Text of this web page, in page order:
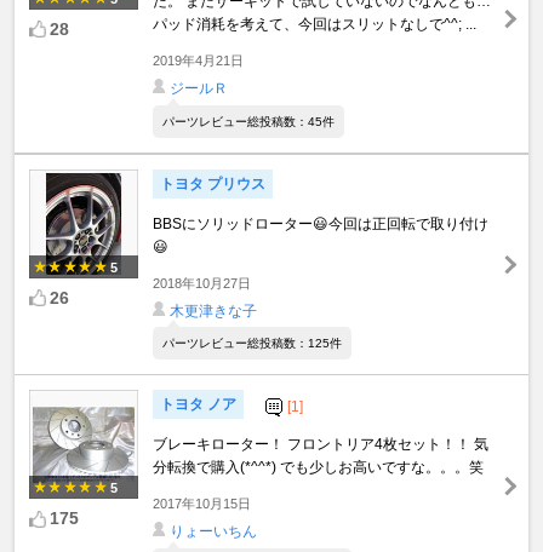
28
パッド消耗を考えて、今回はスリットなしで^^; ...
2019年4月21日
ジールＲ
パーツレビュー総投稿数：45件
5
26
トヨタ プリウス
BBSにソリッドローター😃今回は正回転で取り付け
😃
2018年10月27日
木更津きな子
パーツレビュー総投稿数：125件
5
175
トヨタ ノア [1]
ブレーキローター！ フロントリア4枚セット！！ 気
分転換で購入(*^^*) でも少しお高いですな。。。笑
2017年10月15日
りょーいちん